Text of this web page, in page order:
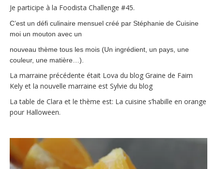
Je participe à la Foodista Challenge #45.
C’est un défi culinaire mensuel créé par Stéphanie de Cuisine
moi un mouton avec un
nouveau thème tous les mois (Un ingrédient, un pays, une
couleur, une matière…).
La marraine précédente était Lova du blog Graine de Faim
Kely et la nouvelle marraine est Sylvie du blog
La table de Clara et le thème est: La cuisine s’habille en orange
pour Halloween.